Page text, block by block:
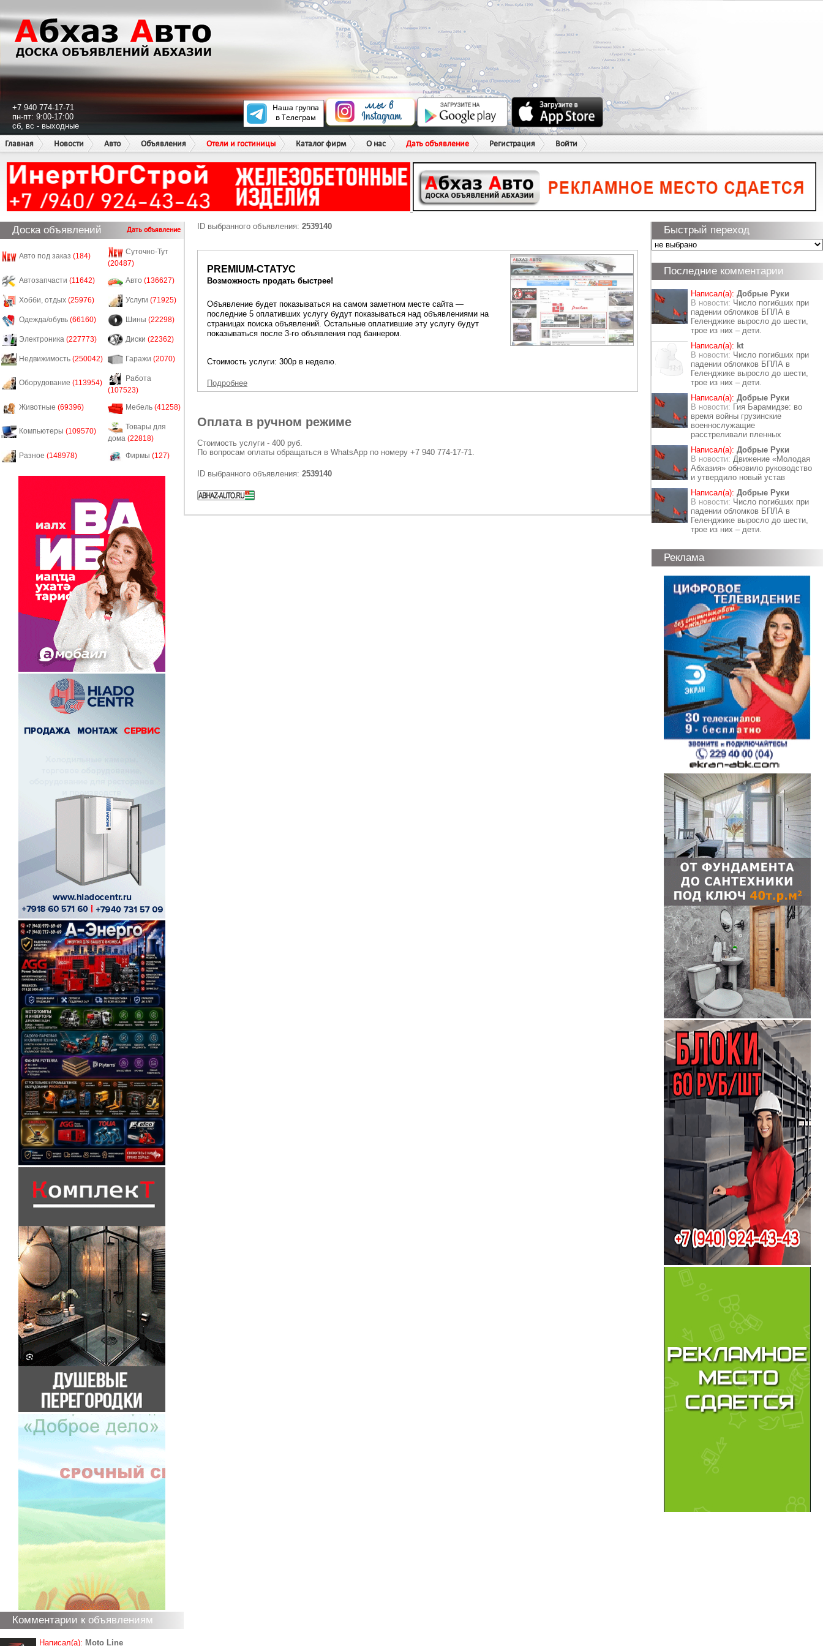
+7 940 774-17-71
пн-пт: 9:00-17:00
сб, вс - выходные
Главная
Новости Авто Объявления Отели и гостиницы Каталог фирм О нас Дать объявление Регистрация Войти
Доска объявлений Дать объявление
Авто под заказ (184)
Суточно-Тут
(20487)
Автозапчасти (11642) Авто (136627)
Хобби, отдых (25976) Услуги (71925)
Одежда/обувь (66160) Шины (22298)
Электроника (227773) Диски (22362)
Недвижимость (250042) Гаражи (2070)
Оборудование (113954)
Работа
(107523)
Животные (69396) Мебель (41258)
Компьютеры (109570)
Товары для
дома (22818)
Разное (148978) Фирмы (127)
Комментарии к объявлениям
Написал(а): Moto Line
ID выбранного объявления: 2539140
PREMIUM-СТАТУС
Возможность продать быстрее!
Объявление будет показываться на самом заметном месте сайта —
последние 5 оплативших услугу будут показываться над объявлениями на
страницах поиска объявлений. Остальные оплатившие эту услугу будут
показываться после 3-го объявления под баннером.
Стоимость услуги: 300р в неделю.
Подробнее
Оплата в ручном режиме
Стоимость услуги - 400 руб.
По вопросам оплаты обращаться в WhatsApp по номеру +7 940 774-17-71.
ID выбранного объявления: 2539140
Быстрый переход
Последние комментарии
Написал(а): Добрые Руки
В новости: Число погибших при
падении обломков БПЛА в
Геленджике выросло до шести,
трое из них – дети.
Написал(а): kt
В новости: Число погибших при
падении обломков БПЛА в
Геленджике выросло до шести,
трое из них – дети.
Написал(а): Добрые Руки
В новости: Гия Барамидзе: во
время войны грузинские
военнослужащие
расстреливали пленных
Написал(а): Добрые Руки
В новости: Движение «Молодая
Абхазия» обновило руководство
и утвердило новый устав
Написал(а): Добрые Руки
В новости: Число погибших при
падении обломков БПЛА в
Геленджике выросло до шести,
трое из них – дети.
Реклама